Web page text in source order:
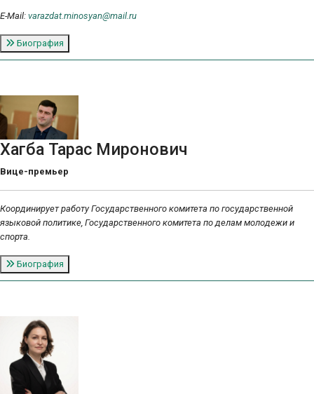
E-Mail: varazdat.minosyan@mail.ru
Биография
Хагба Тараc Миронович
Вице-премьер
Координирует работу Государственного комитета по государственной
языковой политике, Государственного комитета по делам молодежи и
спорта.
Биография